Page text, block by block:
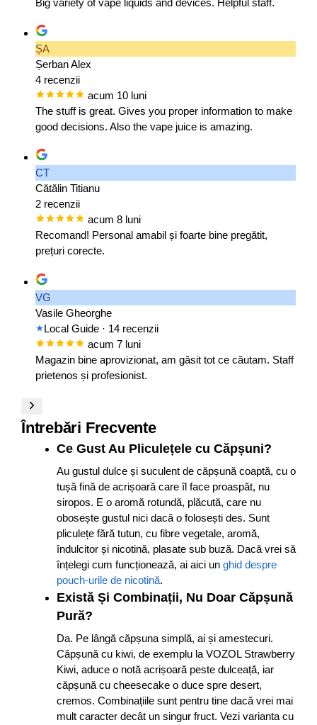
ȘA
Șerban Alex
4 recenzii
acum 10 luni
The stuff is great. Gives you proper information to make
good decisions. Also the vape juice is amazing.
CT
Cătălin Titianu
2 recenzii
acum 8 luni
Recomand! Personal amabil și foarte bine pregătit,
prețuri corecte.
VG
Vasile Gheorghe
Local Guide · 14 recenzii
acum 7 luni
Magazin bine aprovizionat, am găsit tot ce căutam. Staff
prietenos și profesionist.
Întrebări Frecvente
Ce Gust Au Pliculețele cu Căpșuni?
Au gustul dulce și suculent de căpșună coaptă, cu o
tușă fină de acrișoară care îl face proaspăt, nu
siropos. E o aromă rotundă, plăcută, care nu
obosește gustul nici dacă o folosești des. Sunt
pliculețe fără tutun, cu fibre vegetale, aromă,
îndulcitor și nicotină, plasate sub buză. Dacă vrei să
înțelegi cum funcționează, ai aici un ghid despre
pouch-urile de nicotină.
Există Și Combinații, Nu Doar Căpșună
Pură?
Da. Pe lângă căpșuna simplă, ai și amestecuri.
Căpșună cu kiwi, de exemplu la VOZOL Strawberry
Kiwi, aduce o notă acrișoară peste dulceață, iar
căpșună cu cheesecake o duce spre desert,
cremos. Combinațiile sunt pentru tine dacă vrei mai
mult caracter decât un singur fruct. Vezi varianta cu